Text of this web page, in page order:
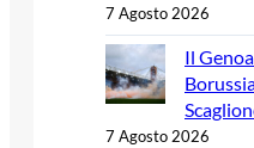
7 Agosto 2026
Il
7 Agosto 2026